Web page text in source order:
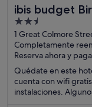
ibis budget
2.5
out
of
5
1 Great Colmore
Completamente
Reserva ahora y
Quédate en este
cuenta con wifi
instalaciones.